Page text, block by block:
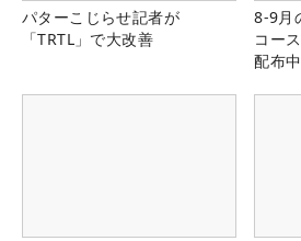
パターこじらせ記者が
「TRTL」で大改善
8-9月
コー
配布中